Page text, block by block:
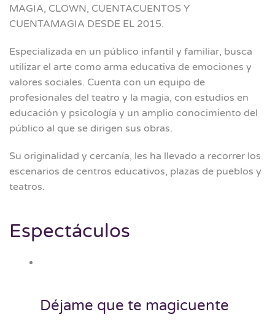
MAGIA, CLOWN, CUENTACUENTOS Y
CUENTAMAGIA DESDE EL 2015.
Especializada en un público infantil y familiar, busca
utilizar el arte como arma educativa de emociones y
valores sociales. Cuenta con un equipo de
profesionales del teatro y la magia, con estudios en
educación y psicología y un amplio conocimiento del
público al que se dirigen sus obras.
Su originalidad y cercanía, les ha llevado a recorrer los
escenarios de centros educativos, plazas de pueblos y
teatros.
Espectáculos
Déjame que te magicuente